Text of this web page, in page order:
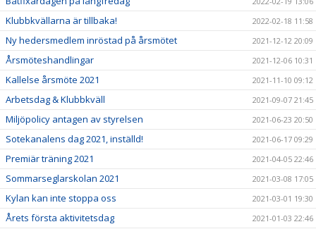
Klubbkvällarna är tillbaka! 2022-02-18 11:58
Ny hedersmedlem inröstad på årsmötet 2021-12-12 20:09
Årsmöteshandlingar 2021-12-06 10:31
Kallelse årsmöte 2021 2021-11-10 09:12
Arbetsdag & Klubbkväll 2021-09-07 21:45
Miljöpolicy antagen av styrelsen 2021-06-23 20:50
Sotekanalens dag 2021, inställd! 2021-06-17 09:29
Premiär träning 2021 2021-04-05 22:46
Sommarseglarskolan 2021 2021-03-08 17:05
Kylan kan inte stoppa oss 2021-03-01 19:30
Årets första aktivitetsdag 2021-01-03 22:46